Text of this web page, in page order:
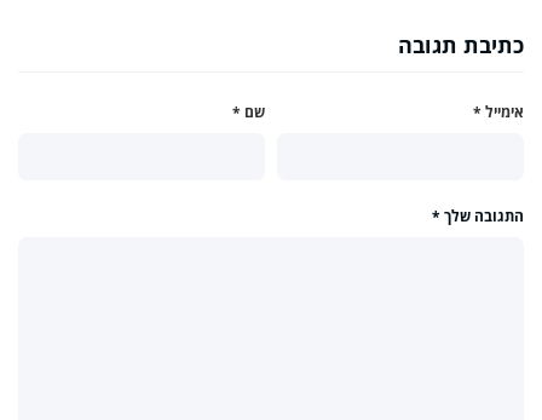
כתיבת תגובה
שם * אימייל *
התגובה שלך *